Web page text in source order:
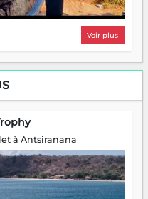
Voir plus
à Antsiranana